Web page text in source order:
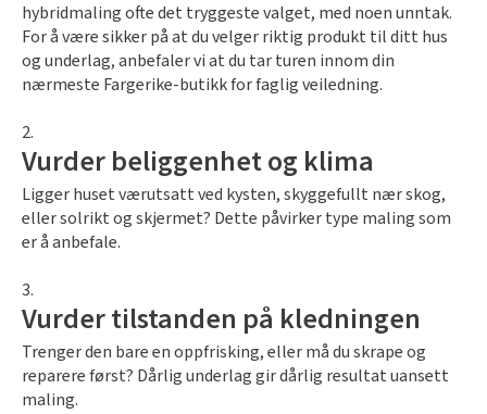
hybridmaling ofte det tryggeste valget, med noen unntak.
For å være sikker på at du velger riktig produkt til ditt hus
og underlag, anbefaler vi at du tar turen innom din
nærmeste Fargerike-butikk for faglig veiledning.
Vurder beliggenhet og klima
Ligger huset værutsatt ved kysten, skyggefullt nær skog,
eller solrikt og skjermet? Dette påvirker type maling som
er å anbefale.
Vurder tilstanden på kledningen
Trenger den bare en oppfrisking, eller må du skrape og
reparere først? Dårlig underlag gir dårlig resultat uansett
maling.